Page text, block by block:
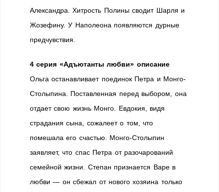
Александра. Хитрость Полины сводит Шарля и
Жозефину. У Наполеона появляются дурные
предчувствия.
4 серия «Адъютанты любви» описание
Ольга останавливает поединок Петра и Монго-
Столыпина. Поставленная перед выбором, она
отдает свою жизнь Монго. Евдокия, видя
страдания сына, сожалеет о том, что
помешала его счастью. Монго-Столыпин
заявляет, что спас Петра от разочарований
семейной жизни. Степан признается Варе в
любви — он сбежал от нового хозяина только